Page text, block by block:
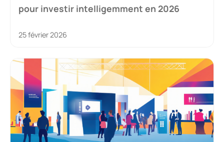
pour investir intelligemment en 2026
25 février 2026